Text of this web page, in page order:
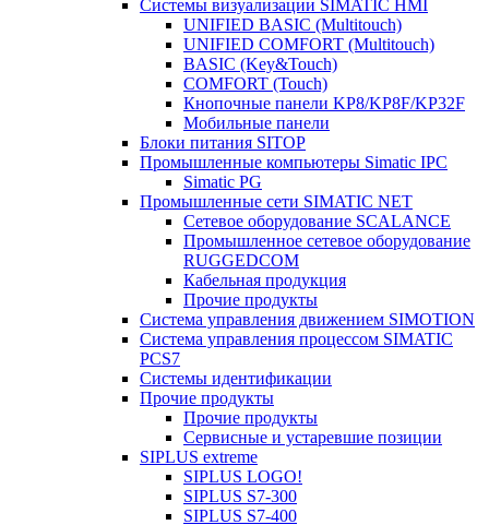
Системы визуализации SIMATIC HMI
UNIFIED BASIC (Multitouch)
UNIFIED COMFORT (Multitouch)
BASIC (Key&Touch)
COMFORT (Touch)
Кнопочные панели KP8/KP8F/KP32F
Мобильные панели
Блоки питания SITOP
Промышленные компьютеры Simatic IPC
Simatic PG
Промышленные сети SIMATIC NET
Сетевое оборудование SCALANCE
Промышленное сетевое оборудование
RUGGEDCOM
Кабельная продукция
Прочие продукты
Система управления движением SIMOTION
Система управления процессом SIMATIC
PCS7
Системы идентификации
Прочие продукты
Прочие продукты
Сервисные и устаревшие позиции
SIPLUS extreme
SIPLUS LOGO!
SIPLUS S7-300
SIPLUS S7-400